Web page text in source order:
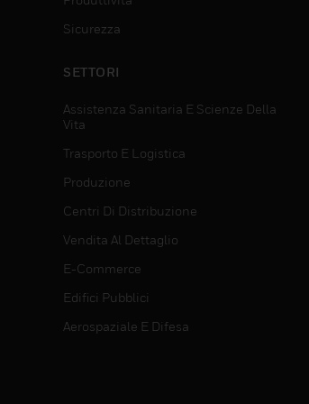
Sicurezza
SETTORI
Assistenza Sanitaria E Scienze Della
Vita
Trasporto E Logistica
Produzione
Centri Di Distribuzione
Vendita Al Dettaglio
E-Commerce
Edifici Pubblici
Aerospaziale E Difesa